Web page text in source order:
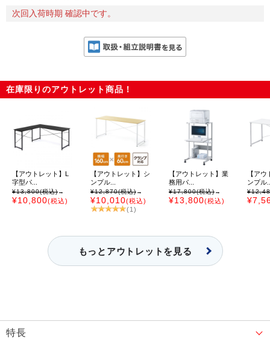
次回入荷時期 確認中です。
在庫限りのアウトレット商品！
【アウトレット】L
字型パ...
¥13,800(税込)→
¥10,800(税込)
【アウトレット】シ
ンプル...
¥12,870(税込)→
¥10,010(税込)
(1)
【アウトレット】業
務用パ...
¥17,800(税込)→
¥13,800(税込)
【ア
ンプル
もっとアウトレットを見る
特長